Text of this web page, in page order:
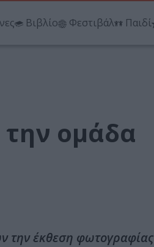
Βιβλίο Φεστιβάλ Παιδί
ομάδα
την έκθεση φωτογραφίας